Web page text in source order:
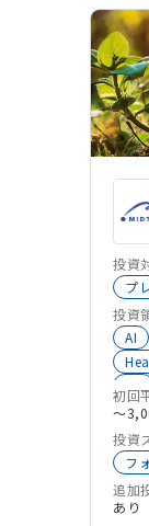
投資
プ
投資
AI
大
グ
ス
初回
〜
投資
フ
追加
あり